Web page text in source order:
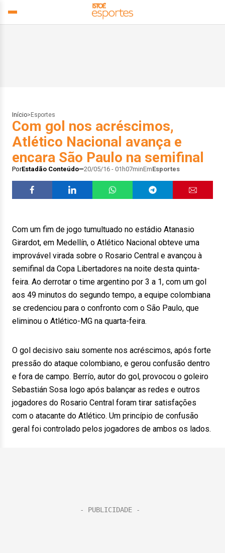
Início> Esportes
Com gol nos acréscimos,
Atlético Nacional avança e
encara São Paulo na semifinal
PorEstadão Conteúdo 20/05/16 - 01h07minEmEsportes
Com um fim de jogo tumultuado no estádio Atanasio
Girardot, em Medellín, o Atlético Nacional obteve uma
improvável virada sobre o Rosario Central e avançou à
semifinal da Copa Libertadores na noite desta quinta-
feira. Ao derrotar o time argentino por 3 a 1, com um gol
aos 49 minutos do segundo tempo, a equipe colombiana
se credenciou para o confronto com o São Paulo, que
eliminou o Atlético-MG na quarta-feira.
O gol decisivo saiu somente nos acréscimos, após forte
pressão do ataque colombiano, e gerou confusão dentro
e fora de campo. Berrío, autor do gol, provocou o goleiro
Sebastián Sosa logo após balançar as redes e outros
jogadores do Rosario Central foram tirar satisfações
com o atacante do Atlético. Um princípio de confusão
geral foi controlado pelos jogadores de ambos os lados.